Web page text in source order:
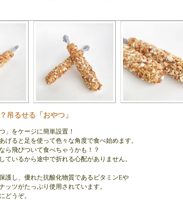
吊るせる「おやつ」
」をケージに簡単設置！
げると足を使って色々な角度で食べ始めます。
ら飛びついて食べちゃうかも！？
ているから途中で折れる心配がありません。
護し、優れた抗酸化物質であるビタミンEや
ッツがたっぷり使用されています。
どうぞ。